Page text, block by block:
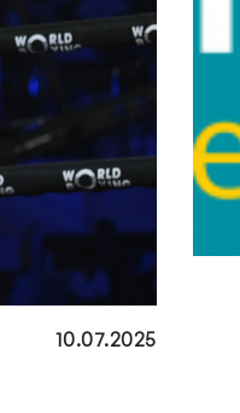
10.07.2025